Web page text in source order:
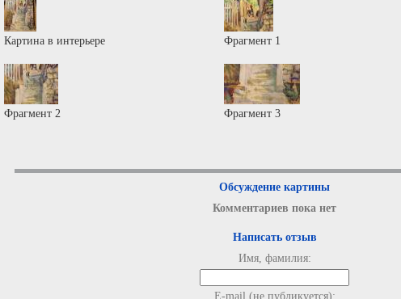
Картина в интерьере Фрагмент 1
Фрагмент 2 Фрагмент 3
Обсуждение картины
Комментариев пока нет
Написать отзыв
Имя, фамилия:
E-mail (не публикуется):